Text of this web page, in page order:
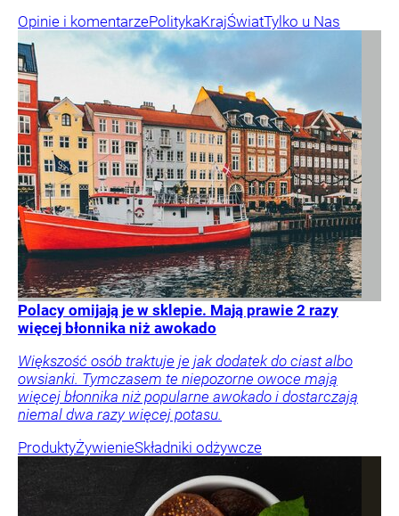
Opinie i komentarzePolitykaKrajŚwiatTylko u Nas
Polacy omijają je w sklepie. Mają prawie 2 razy
więcej błonnika niż awokado
Większość osób traktuje je jak dodatek do ciast albo
owsianki. Tymczasem te niepozorne owoce mają
więcej błonnika niż popularne awokado i dostarczają
niemal dwa razy więcej potasu.
ProduktyŻywienieSkładniki odżywcze